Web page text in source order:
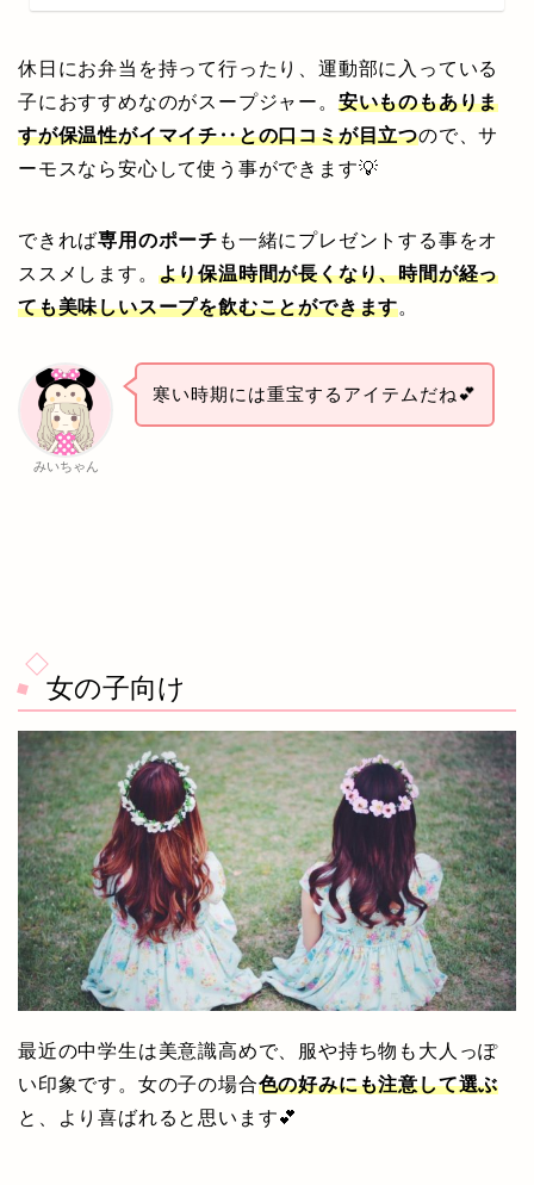
休日にお弁当を持って行ったり、運動部に入っている
子におすすめなのがスープジャー。 安いものもありま
すが保温性がイマイチ‥との口コミが目立つので、サ
ーモスなら安心して使う事ができます💡
できれば専用のポーチ も一緒にプレゼントする事をオ
ススメします。 より保温時間が長くなり、時間が経っ
ても美味しいスープを飲むことができます。
みいちゃん
寒い時期には重宝するアイテムだね💕
女の子向け
最近の中学生は美意識高めで、服や持ち物も大人っぽ
い印象です。女の子の場合色の好みにも注意して選ぶ
と、より喜ばれると思います💕